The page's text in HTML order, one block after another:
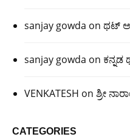
sanjay gowda on ಥಟ್
sanjay gowda on
VENKATESH on ಶ್ರೀ
CATEGORIES